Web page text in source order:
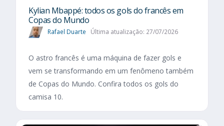
Kylian Mbappé: todos os gols do francês em
Copas do Mundo
Rafael Duarte Última atualização: 27/07/2026
O astro francês é uma máquina de fazer gols e
vem se transformando em um fenômeno também
de Copas do Mundo. Confira todos os gols do
camisa 10.